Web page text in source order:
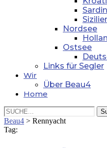
Nordsee
Ostsee
Links für Segler
Wir
Über Beau4
Home
Beau4 > Rennyacht
Tag: